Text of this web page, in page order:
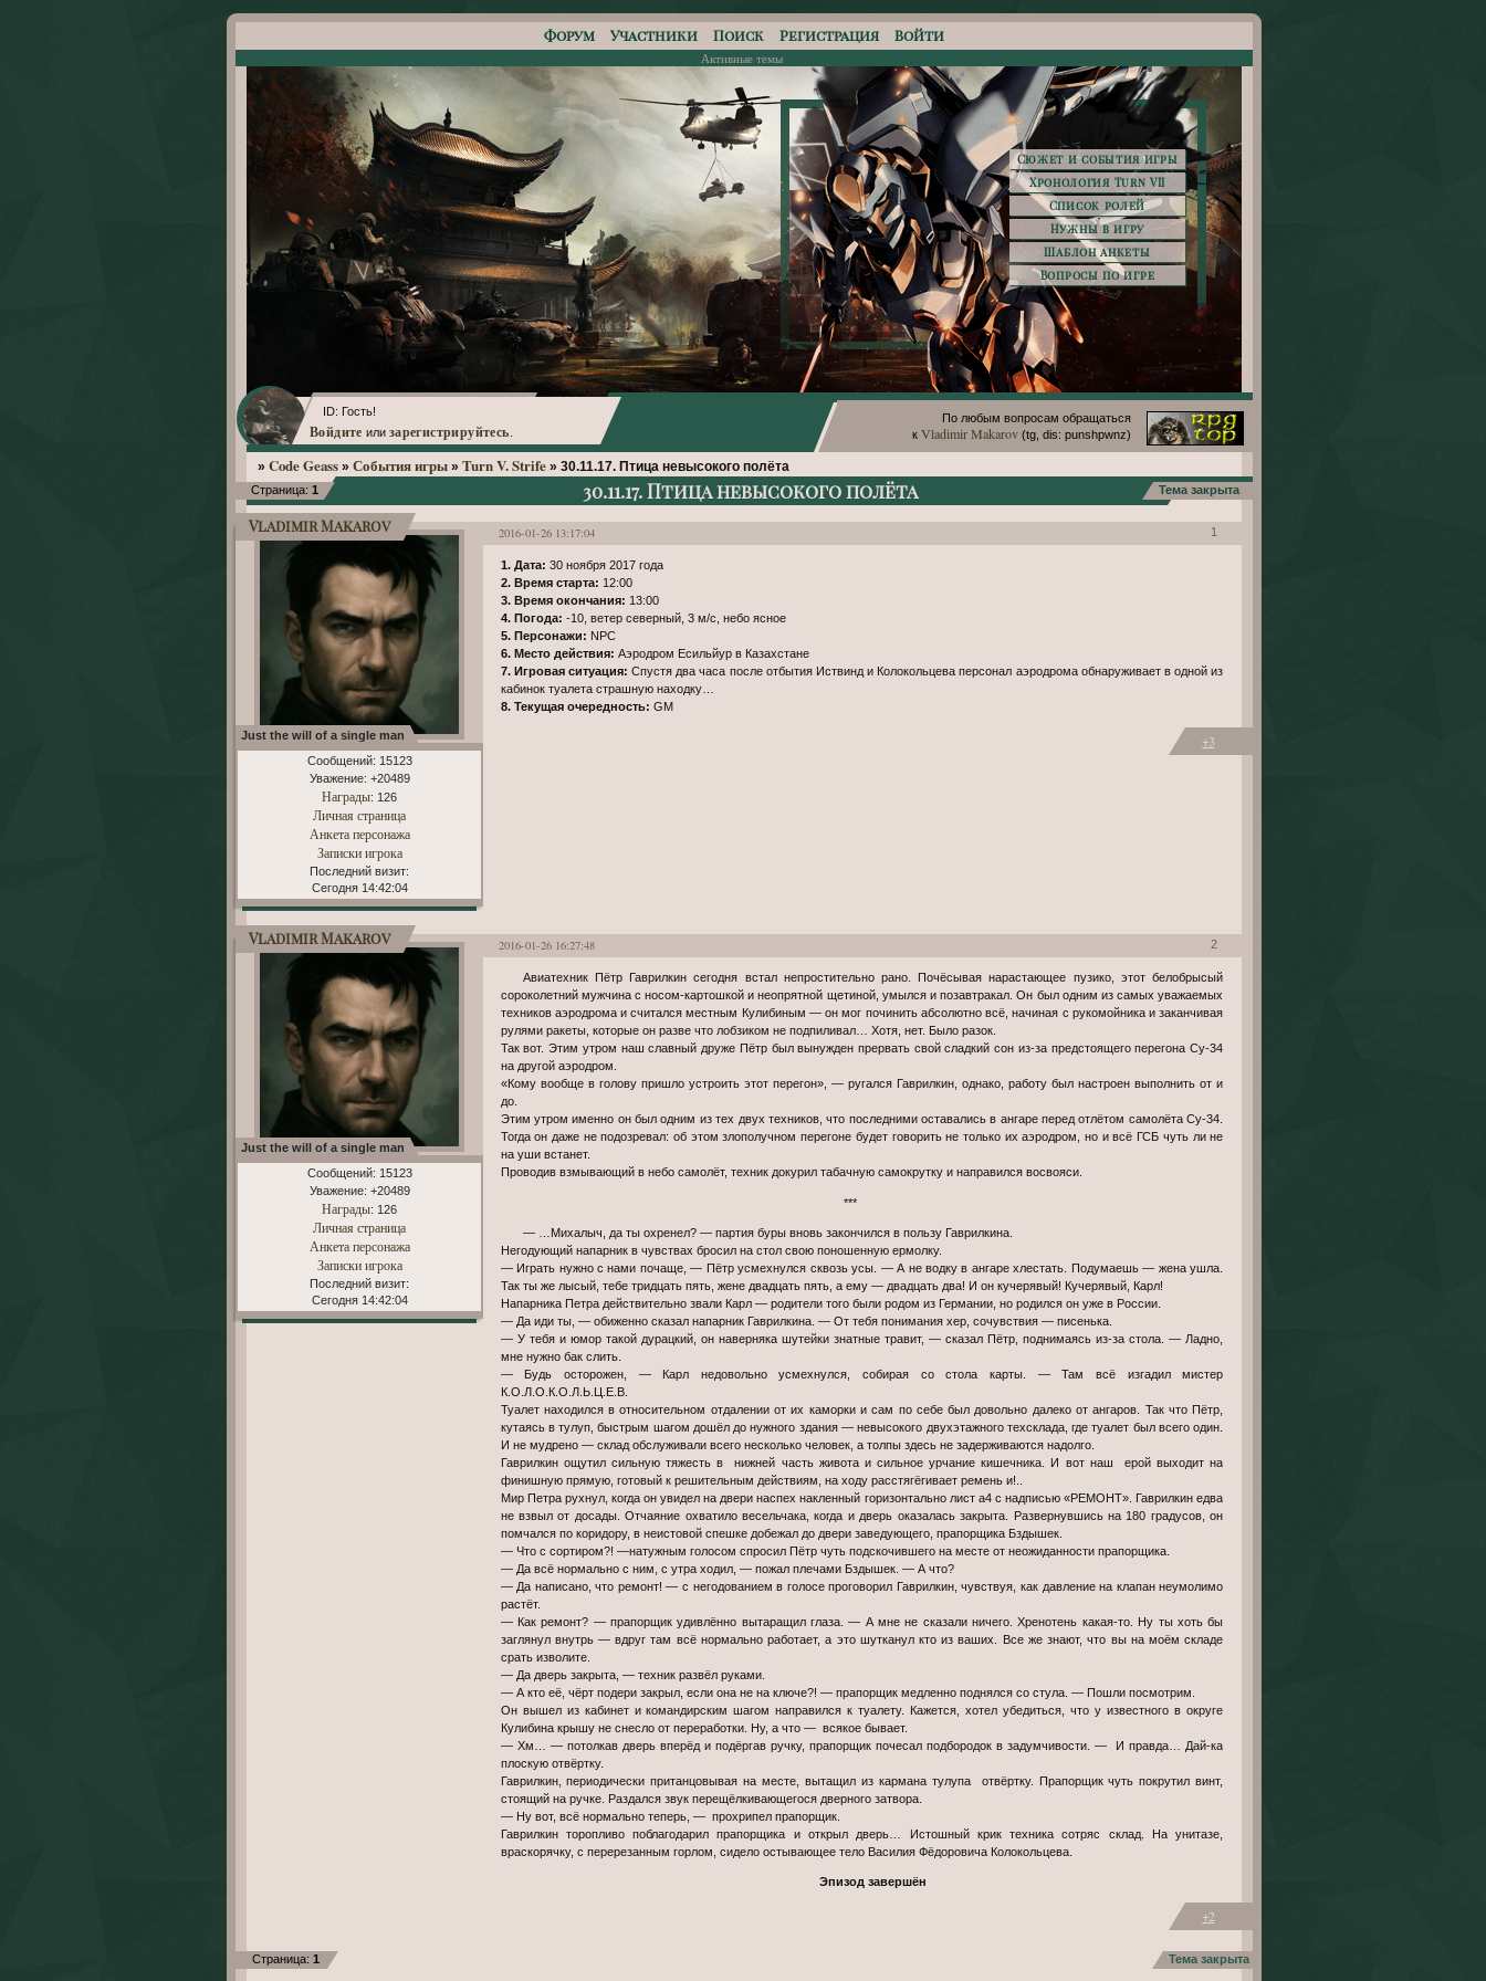
Сюжет и события игры
Хронология Turn VII
Список ролей
Нужны в игру
Шаблон анкеты
Вопросы по игре
По любым вопросам обращаться
к Vladimir Makarov (tg, dis: punshpwnz)
Форум Участники Поиск Регистрация Войти
Активные темы
ID: Гость!
Войдите или зарегистрируйтесь
» Code Geass » События игры » Turn V. Strife » 30.11.17. Птица невысокого полёта
30.11.17. Птица невысокого полёта
Страница: 1 Тема закрыта
1
2016-01-26 13:17:04
Vladimir Makarov
Just the will of a single man
Сообщений: 15123
Уважение: +20489
Награды: 126
Личная страница
Анкета персонажа
Записки игрока
Последний визит:
Сегодня 14:42:04
1. Дата: 30 ноября 2017 года
2. Время старта: 12:00
3. Время окончания: 13:00
4. Погода: -10, ветер северный, 3 м/с, небо ясное
5. Персонажи: NPC
6. Место действия: Аэродром Есильйур в Казахстане
7. Игровая ситуация: Спустя два часа после отбытия Иствинд и Колокольцева персонал аэродрома обнаруживает в одной из
кабинок туалета страшную находку…
8. Текущая очередность: GM
+3
2
2016-01-26 16:27:48
Vladimir Makarov
Just the will of a single man
Сообщений: 15123
Уважение: +20489
Награды: 126
Личная страница
Анкета персонажа
Записки игрока
Последний визит:
Сегодня 14:42:04
Авиатехник Пётр Гаврилкин сегодня встал непростительно рано. Почёсывая нарастающее пузико, этот белобрысый
сороколетний мужчина с носом-картошкой и неопрятной щетиной, умылся и позавтракал. Он был одним из самых уважаемых
техников аэродрома и считался местным Кулибиным — он мог починить абсолютно всё, начиная с рукомойника и заканчивая
рулями ракеты, которые он разве что лобзиком не подпиливал… Хотя, нет. Было разок.
Так вот. Этим утром наш славный друже Пётр был вынужден прервать свой сладкий сон из-за предстоящего перегона Су-34
на другой аэродром.
«Кому вообще в голову пришло устроить этот перегон», — ругался Гаврилкин, однако, работу был настроен выполнить от и
до.
Этим утром именно он был одним из тех двух техников, что последними оставались в ангаре перед отлётом самолёта Су-34.
Тогда он даже не подозревал: об этом злополучном перегоне будет говорить не только их аэродром, но и всё ГСБ чуть ли не
на уши встанет.
Проводив взмывающий в небо самолёт, техник докурил табачную самокрутку и направился восвояси.
***
— …Михалыч, да ты охренел? — партия буры вновь закончился в пользу Гаврилкина.
Негодующий напарник в чувствах бросил на стол свою поношенную ермолку.
— Играть нужно с нами почаще, — Пётр усмехнулся сквозь усы. — А не водку в ангаре хлестать. Подумаешь — жена ушла.
Так ты же лысый, тебе тридцать пять, жене двадцать пять, а ему — двадцать два! И он кучерявый! Кучерявый, Карл!
Напарника Петра действительно звали Карл — родители того были родом из Германии, но родился он уже в России.
— Да иди ты, — обиженно сказал напарник Гаврилкина. — От тебя понимания хер, сочувствия — писенька.
— У тебя и юмор такой дурацкий, он наверняка шутейки знатные травит, — сказал Пётр, поднимаясь из-за стола. — Ладно,
мне нужно бак слить.
— Будь осторожен, — Карл недовольно усмехнулся, собирая со стола карты. — Там всё изгадил мистер
К.О.Л.О.К.О.Л.Ь.Ц.Е.В.
Туалет находился в относительном отдалении от их каморки и сам по себе был довольно далеко от ангаров. Так что Пётр,
кутаясь в тулуп, быстрым шагом дошёл до нужного здания — невысокого двухэтажного техсклада, где туалет был всего один.
И не мудрено — склад обслуживали всего несколько человек, а толпы здесь не задерживаются надолго.
Гаврилкин ощутил сильную тяжесть в нижней часть живота и сильное урчание кишечника. И вот наш ерой выходит на
финишную прямую, готовый к решительным действиям, на ходу расстягёгивает ремень и!..
Мир Петра рухнул, когда он увидел на двери наспех накленный горизонтально лист а4 с надписью «РЕМОНТ». Гаврилкин едва
не взвыл от досады. Отчаяние охватило весельчака, когда и дверь оказалась закрыта. Развернувшись на 180 градусов, он
помчался по коридору, в неистовой спешке добежал до двери заведующего, прапорщика Бздышек.
— Что с сортиром?! —натужным голосом спросил Пётр чуть подскочившего на месте от неожиданности прапорщика.
— Да всё нормально с ним, с утра ходил, — пожал плечами Бздышек. — А что?
— Да написано, что ремонт! — с негодованием в голосе проговорил Гаврилкин, чувствуя, как давление на клапан неумолимо
растёт.
— Как ремонт? — прапорщик удивлённо вытаращил глаза. — А мне не сказали ничего. Хренотень какая-то. Ну ты хоть бы
заглянул внутрь — вдруг там всё нормально работает, а это шутканул кто из ваших. Все же знают, что вы на моём складе
срать изволите.
— Да дверь закрыта, — техник развёл руками.
— А кто её, чёрт подери закрыл, если она не на ключе?! — прапорщик медленно поднялся со стула. — Пошли посмотрим.
Он вышел из кабинет и командирским шагом направился к туалету. Кажется, хотел убедиться, что у известного в округе
Кулибина крышу не снесло от переработки. Ну, а что — всякое бывает.
— Хм… — потолкав дверь вперёд и подёргав ручку, прапорщик почесал подбородок в задумчивости. — И правда… Дай-ка
плоскую отвёртку.
Гаврилкин, периодически пританцовывая на месте, вытащил из кармана тулупа отвёртку. Прапорщик чуть покрутил винт,
стоящий на ручке. Раздался звук перещёлкивающегося дверного затвора.
— Ну вот, всё нормально теперь, — прохрипел прапорщик.
Гаврилкин торопливо поблагодарил прапорщика и открыл дверь… Истошный крик техника сотряс склад. На унитазе,
враскорячку, с перерезанным горлом, сидело остывающее тело Василия Фёдоровича Колокольцева.
Эпизод завершён
+2
Тема закрыта
Страница: 1